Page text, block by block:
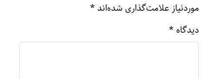
موردنیاز علامت‌گذاری شده‌اند *
دیدگاه *